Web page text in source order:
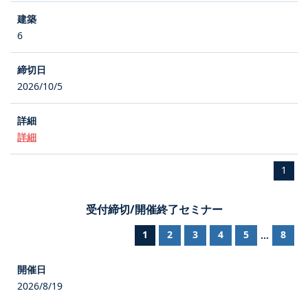
6
2026/10/5
詳細
1
受付締切/開催終了セミナー
1 2 3 4 5 ... 8
2026/8/19